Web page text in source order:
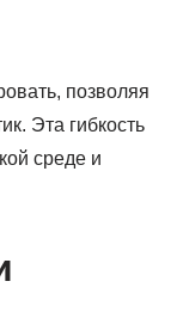
позволяя
Эта гибкость
среде и